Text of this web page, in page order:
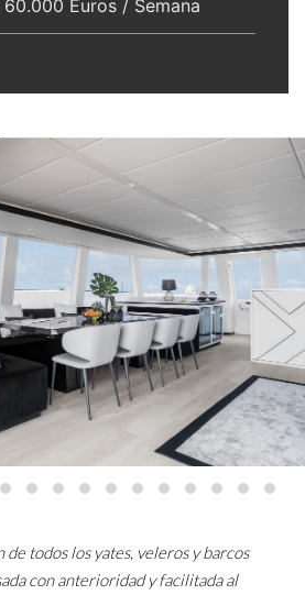
60.000 Euros / Semana
de todos los yates, veleros y barcos
con anterioridad y facilitada al